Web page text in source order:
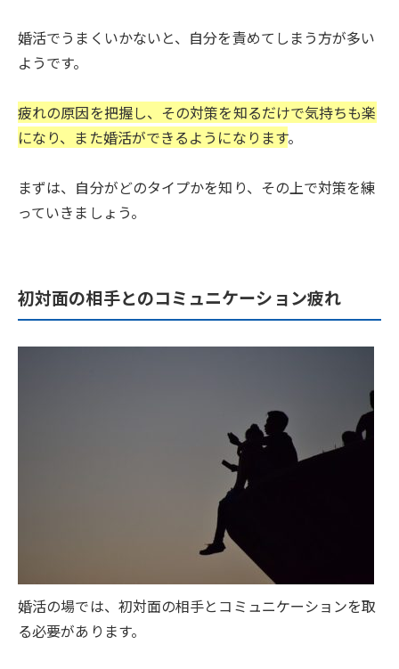
婚活でうまくいかないと、自分を責めてしまう方が多い
ようです。
疲れの原因を把握し、その対策を知るだけで気持ちも楽
になり、また婚活ができるようになります。
まずは、自分がどのタイプかを知り、その上で対策を練
っていきましょう。
初対面の相手とのコミュニケーション疲れ
婚活の場では、初対面の相手とコミュニケーションを取
る必要があります。